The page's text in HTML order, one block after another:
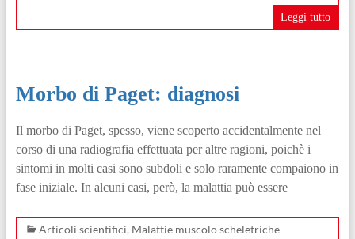
Leggi tutto
Morbo di Paget: diagnosi
Il morbo di Paget, spesso, viene scoperto accidentalmente nel
corso di una radiografia effettuata per altre ragioni, poichè i
sintomi in molti casi sono subdoli e solo raramente compaiono in
fase iniziale. In alcuni casi, però, la malattia può essere
Articoli scientifici, Malattie muscolo scheletriche